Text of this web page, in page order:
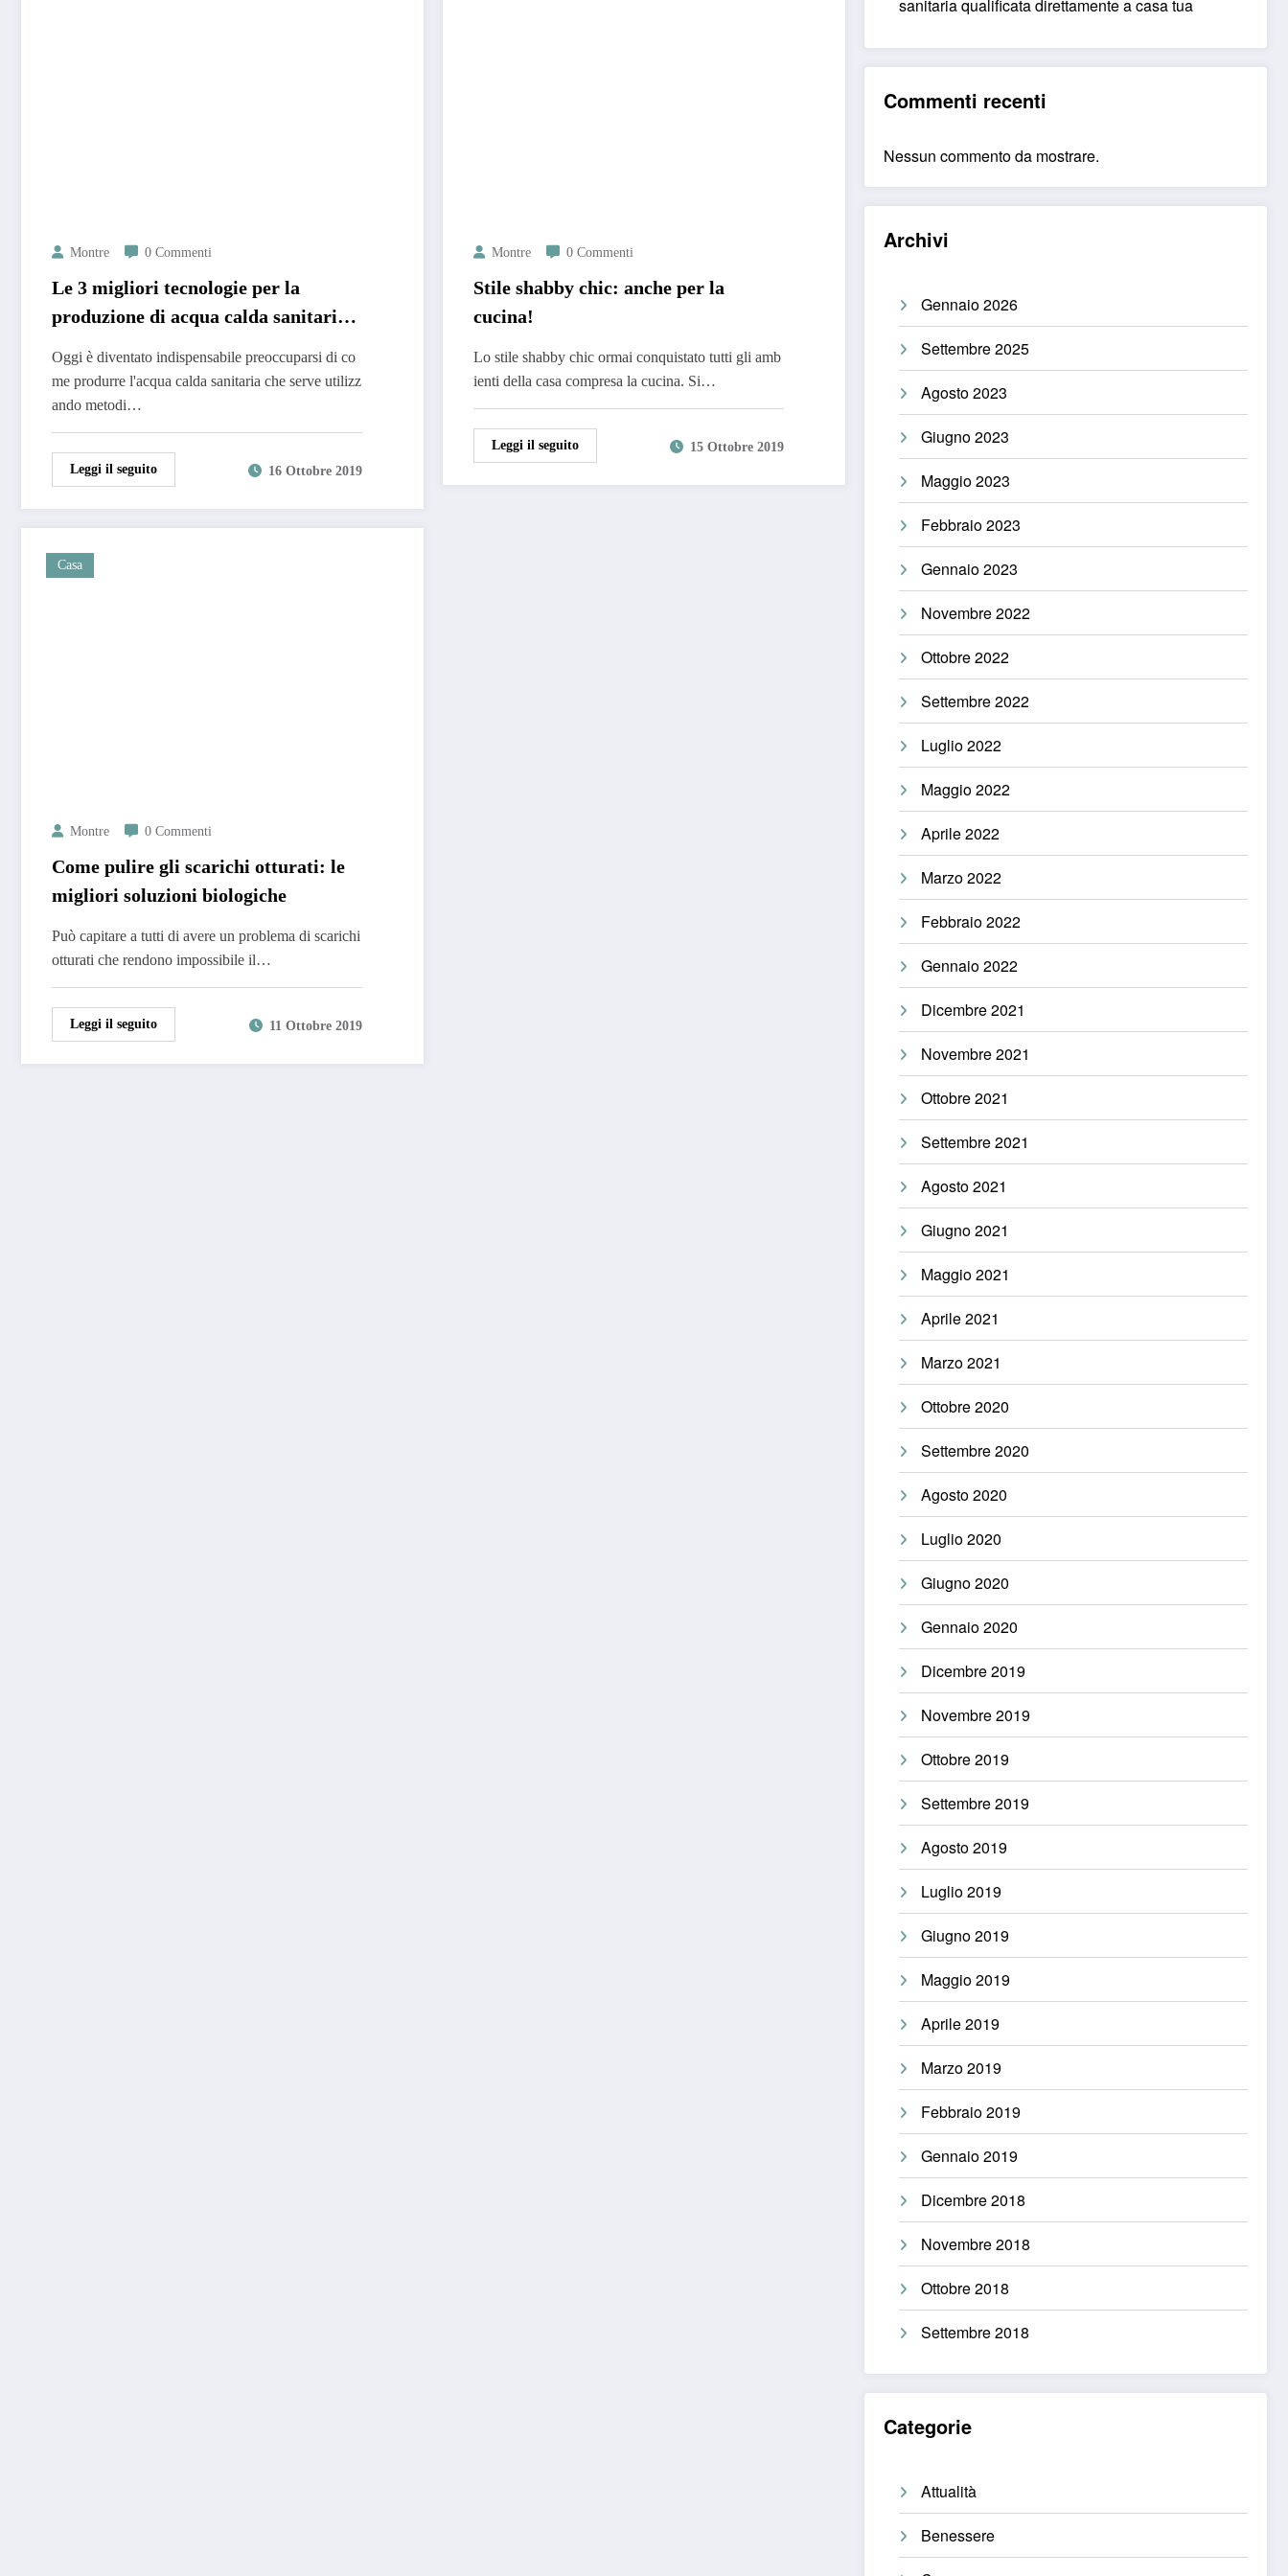
Montre 0 Commenti
Le 3 migliori tecnologie per la
produzione di acqua calda sanitaria:
Oggi è diventato indispensabile preoccuparsi di co
me produrre l'acqua calda sanitaria che serve utilizz
ando metodi…
Leggi il seguito 16 Ottobre 2019
Montre 0 Commenti
Stile shabby chic: anche per la
cucina!
Lo stile shabby chic ormai conquistato tutti gli amb
ienti della casa compresa la cucina. Si…
Leggi il seguito 15 Ottobre 2019
Casa
Montre 0 Commenti
Come pulire gli scarichi otturati: le
migliori soluzioni biologiche
Può capitare a tutti di avere un problema di scarichi
otturati che rendono impossibile il…
Leggi il seguito 11 Ottobre 2019
sanitaria qualificata direttamente a casa tua
Commenti recenti
Nessun commento da mostrare.
Archivi
Gennaio 2026
Settembre 2025
Agosto 2023
Giugno 2023
Maggio 2023
Febbraio 2023
Gennaio 2023
Novembre 2022
Ottobre 2022
Settembre 2022
Luglio 2022
Maggio 2022
Aprile 2022
Marzo 2022
Febbraio 2022
Gennaio 2022
Dicembre 2021
Novembre 2021
Ottobre 2021
Settembre 2021
Agosto 2021
Giugno 2021
Maggio 2021
Aprile 2021
Marzo 2021
Ottobre 2020
Settembre 2020
Agosto 2020
Luglio 2020
Giugno 2020
Gennaio 2020
Dicembre 2019
Novembre 2019
Ottobre 2019
Settembre 2019
Agosto 2019
Luglio 2019
Giugno 2019
Maggio 2019
Aprile 2019
Marzo 2019
Febbraio 2019
Gennaio 2019
Dicembre 2018
Novembre 2018
Ottobre 2018
Settembre 2018
Categorie
Attualità
Benessere